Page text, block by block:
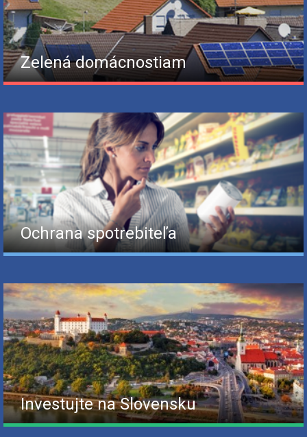
Zelená domácnostiam
Ochrana spotrebiteľa
Investujte na Slovensku